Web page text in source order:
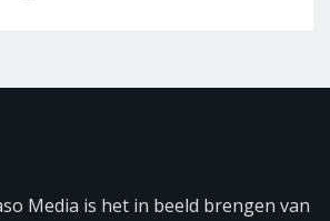
Media is het in beeld brengen van